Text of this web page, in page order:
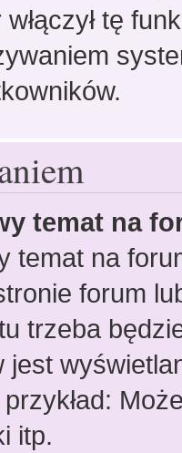
tę
temat na
temat na
forum
trzeba
jest
itp.